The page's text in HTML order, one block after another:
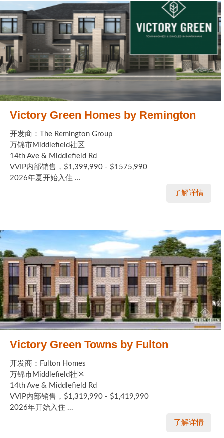
Victory Green Homes by Remington
开发商：The Remington Group
万锦市Middlefield社区
14th Ave & Middlefield Rd
VVIP内部销售，$1,399,990 - $1575,990
2026年夏开始入住 ...
了解详情
Victory Green Towns by Fulton
开发商：Fulton Homes
万锦市Middlefield社区
14th Ave & Middlefield Rd
VVIP内部销售，$1,319,990 - $1,419,990
2026年开始入住 ...
了解详情